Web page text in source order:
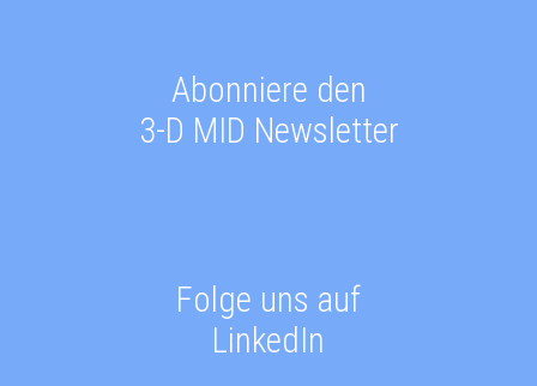
Abonniere den
3-D MID Newsletter
Folge uns auf
LinkedIn